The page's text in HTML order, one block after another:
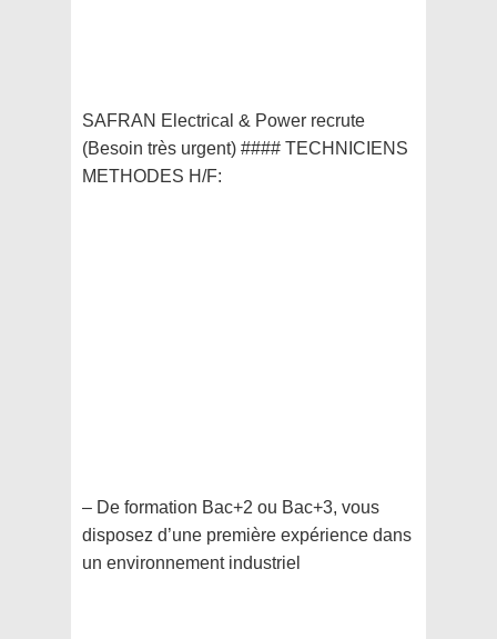
SAFRAN Electrical & Power recrute
(Besoin très urgent) #### TECHNICIENS
METHODES H/F:
– De formation Bac+2 ou Bac+3, vous
disposez d’une première expérience dans
un environnement industriel